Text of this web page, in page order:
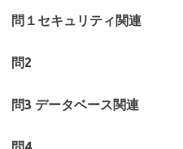
問１セキュリティ関連
問2
問3 データベース関連